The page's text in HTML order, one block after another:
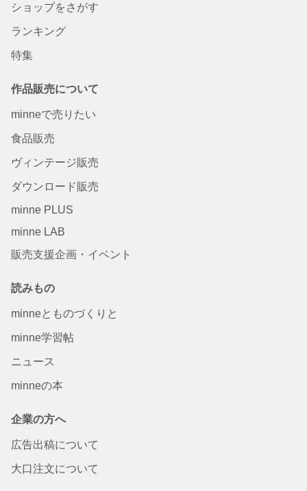
ショップをさがす
ランキング
特集
作品販売について
minneで売りたい
食品販売
ヴィンテージ販売
ダウンロード販売
minne PLUS
minne LAB
販売支援企画・イベント
読みもの
minneとものづくりと
minne学習帖
ニュース
minneの本
企業の方へ
広告出稿について
大口注文について